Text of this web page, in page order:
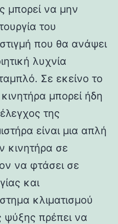
μπορεί να μην
του
που θα ανάψει
λυχνία
Σε εκείνο το
μπορεί ήδη
της
είναι μια απλή
κινητήρα σε
να φτάσει σε
και
κλιματισμού
ψύξης πρέπει να